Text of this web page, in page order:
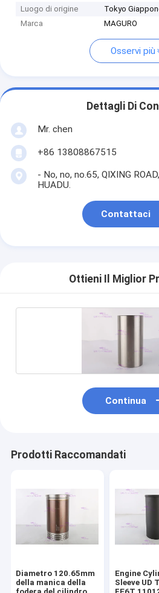
Luogo di origine
Tokyo
Marca
MAGURO
Osservi più
Dettagli Di
Mr. chen
+86 13808867515
- No, no, no.65, QIXING
HUADU.
Contattaci
Ottieni Il Miglior
Continua
Prodotti Raccomandati
Diametro 120.65mm
della manica della
Engine
Sleeve UD